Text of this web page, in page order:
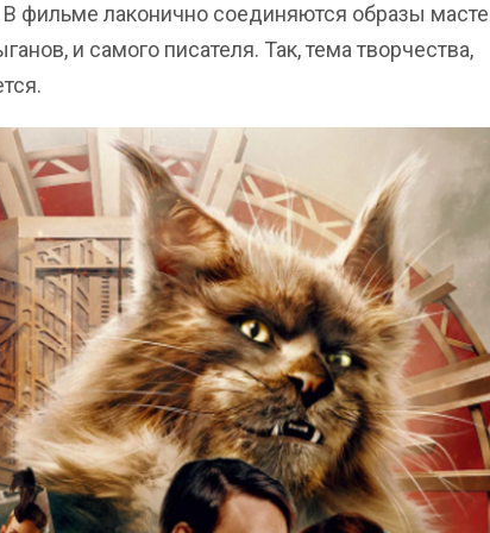
фильме лаконично соединяются образы
и самого писателя. Так, тема творчества,